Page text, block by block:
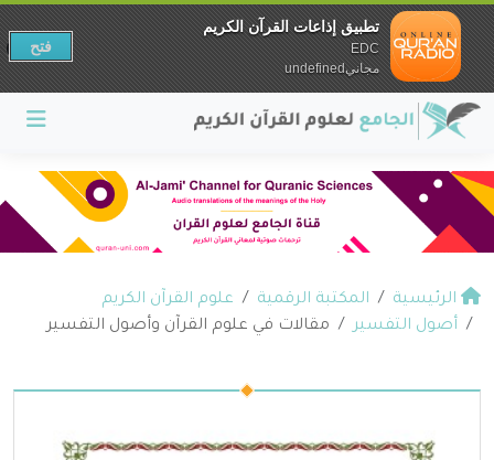
الرئيسية المكتبة الرقمية
علوم القرآن الكريم
أصول التفسير
مقالات في علوم القرآن وأصول التفسير
تطبيق إذاعات القرآن الكريم
EDC
مجانيundefined
فتح